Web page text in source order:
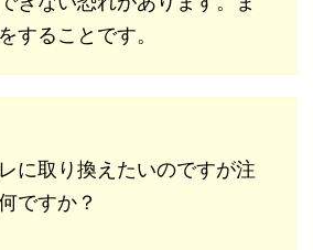
することです。
に取り換えたいのですが注
ですか？